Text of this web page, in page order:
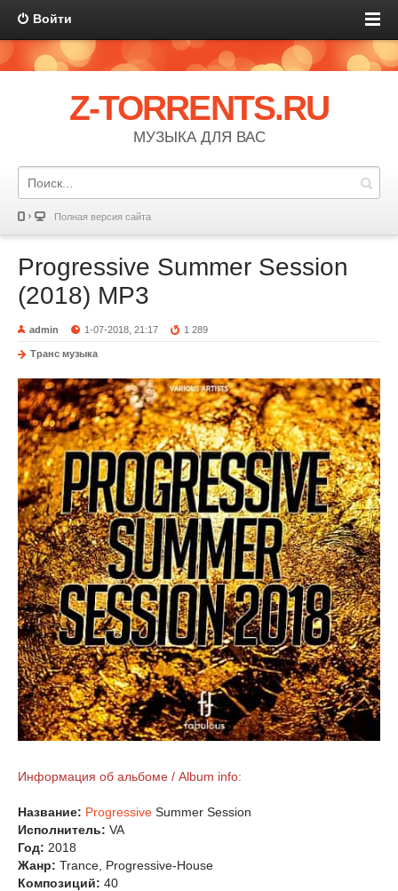
Войти
Z-TORRENTS.RU
МУЗЫКА ДЛЯ ВАС
Полная версия сайта
Progressive Summer Session
(2018) MP3
admin 1-07-2018, 21:17 1 289
Транс музыка
Информация об альбоме / Album info:
Название: Progressive Summer Session
Исполнитель: VA
Год: 2018
Жанр: Trance, Progressive-House
Композиций: 40